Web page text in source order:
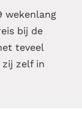
wekenlang
bij de
teveel
zelf in